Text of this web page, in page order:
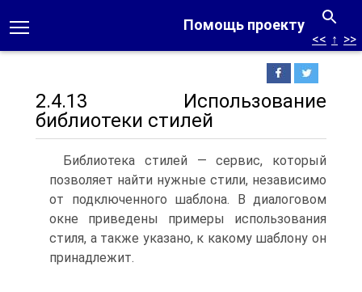
Помощь проекту
<< ↑ >>
2.4.13 Использование
библиотеки стилей
Библиотека стилей — сервис, который
позволяет найти нужные стили, независимо
от подключенного шаблона. В диалоговом
окне приведены примеры использования
стиля, а также указано, к какому шаблону он
принадлежит.